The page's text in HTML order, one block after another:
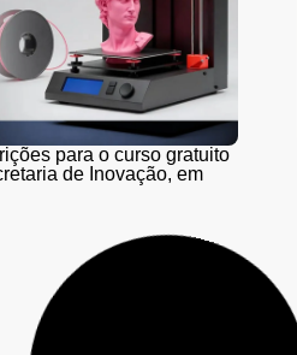
para o curso gratuito
de Inovação, em
de Mounjaro e 18
pela PM em